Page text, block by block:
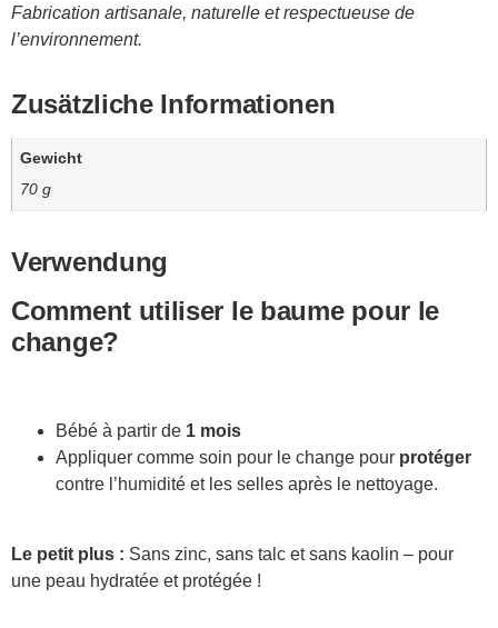
Fabrication artisanale, naturelle et respectueuse de
l’environnement.
Zusätzliche Informationen
Gewicht
70 g
Verwendung
Comment utiliser le baume pour le
change?
Bébé à partir de 1 mois
Appliquer comme soin pour le change pour protéger
contre l’humidité et les selles après le nettoyage.
Le petit plus : Sans zinc, sans talc et sans kaolin – pour
une peau hydratée et protégée !